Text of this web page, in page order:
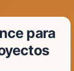
para